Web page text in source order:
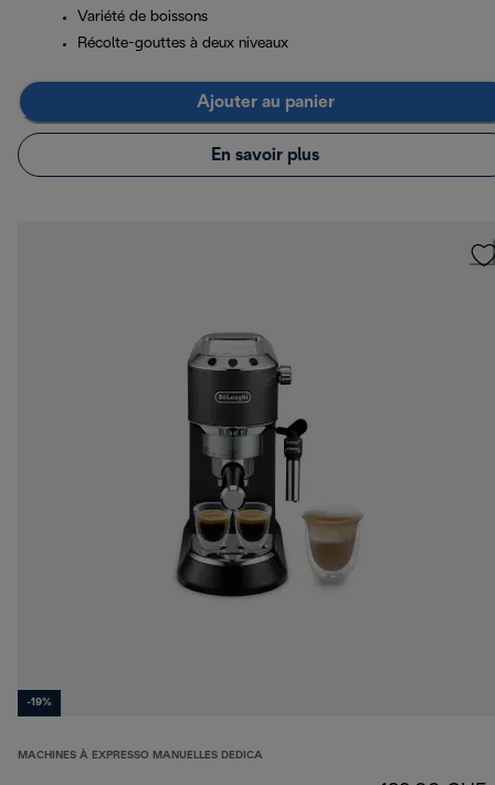
Variété de boissons
Récolte-gouttes à deux niveaux
Ajouter au panier
En savoir plus
-19%
MACHINES À EXPRESSO MANUELLES DEDICA